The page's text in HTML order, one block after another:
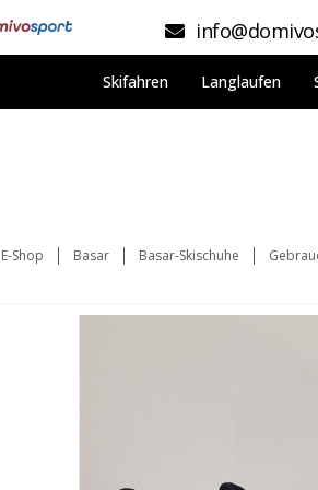
Skifahren Langlaufen
E-Shop Basar Basar-Skischuhe